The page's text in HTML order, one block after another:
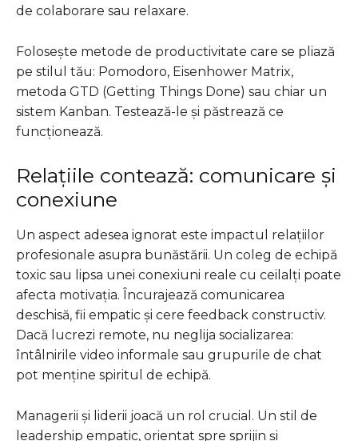
de colaborare sau relaxare.
Folosește metode de productivitate care se pliază
pe stilul tău: Pomodoro, Eisenhower Matrix,
metoda GTD (Getting Things Done) sau chiar un
sistem Kanban. Testează-le și păstrează ce
funcționează.
Relațiile contează: comunicare și
conexiune
Un aspect adesea ignorat este impactul relațiilor
profesionale asupra bunăstării. Un coleg de echipă
toxic sau lipsa unei conexiuni reale cu ceilalți poate
afecta motivația. Încurajează comunicarea
deschisă, fii empatic și cere feedback constructiv.
Dacă lucrezi remote, nu neglija socializarea:
întâlnirile video informale sau grupurile de chat
pot menține spiritul de echipă.
Managerii și liderii joacă un rol crucial. Un stil de
leadership empatic, orientat spre sprijin și